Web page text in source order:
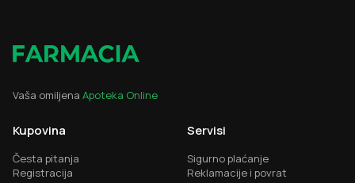
Vaša omiljena Apoteka Online
Kupovina
Česta pitanja
Registracija
Servisi
Sigurno plaćanje
Reklamacije i povrat